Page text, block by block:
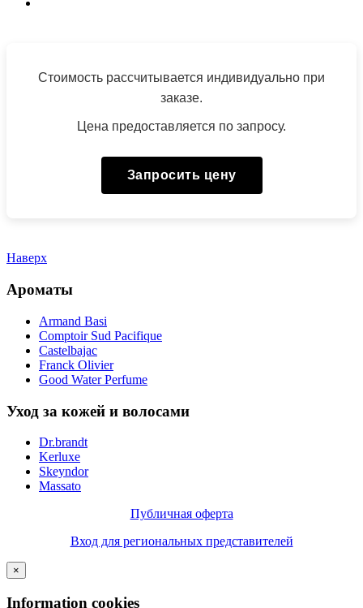
Стоимость рассчитывается индивидуально при
заказе.
Цена предоставляется по запросу.
Запросить цену
Наверх
Ароматы
Armand Basi
Comptoir Sud Pacifique
Castelbajac
Franck Olivier
Good Water Perfume
Уход за кожей и волосами
Dr.brandt
Kerluxe
Skeyndor
Massato
Публичная оферта
Вход для региональных представителей
×
Information cookies